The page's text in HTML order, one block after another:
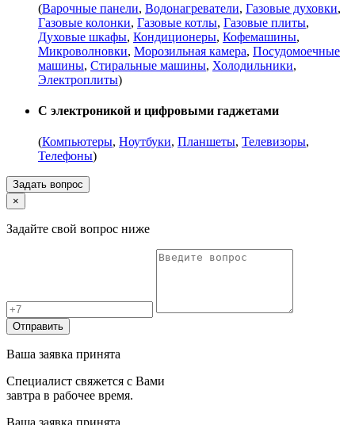
(Варочные панели, Водонагреватели, Газовые духовки,
Газовые колонки, Газовые котлы, Газовые плиты,
Духовые шкафы, Кондиционеры, Кофемашины,
Микроволновки, Морозильная камера, Посудомоечные
машины, Стиральные машины, Холодильники,
Электроплиты)
С электроникой и цифровыми гаджетами
(Компьютеры, Ноутбуки, Планшеты, Телевизоры,
Телефоны)
Задать вопрос
×
Задайте свой вопрос ниже
Отправить
Ваша заявка принята
Специалист свяжется с Вами
завтра в рабочее время.